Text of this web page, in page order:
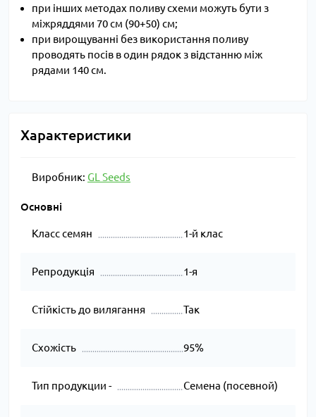
при інших методах поливу схеми можуть бути з
міжряддями 70 см (90+50) см;
при вирощуванні без використання поливу
проводять посів в один рядок з відстанню між
рядами 140 см.
Характеристики
Виробник: GL Seeds
Основні
Класс семян 1-й клас
Репродукція 1-я
Стійкість до вилягання Так
Схожість 95%
Тип продукции - Семена (посевной)